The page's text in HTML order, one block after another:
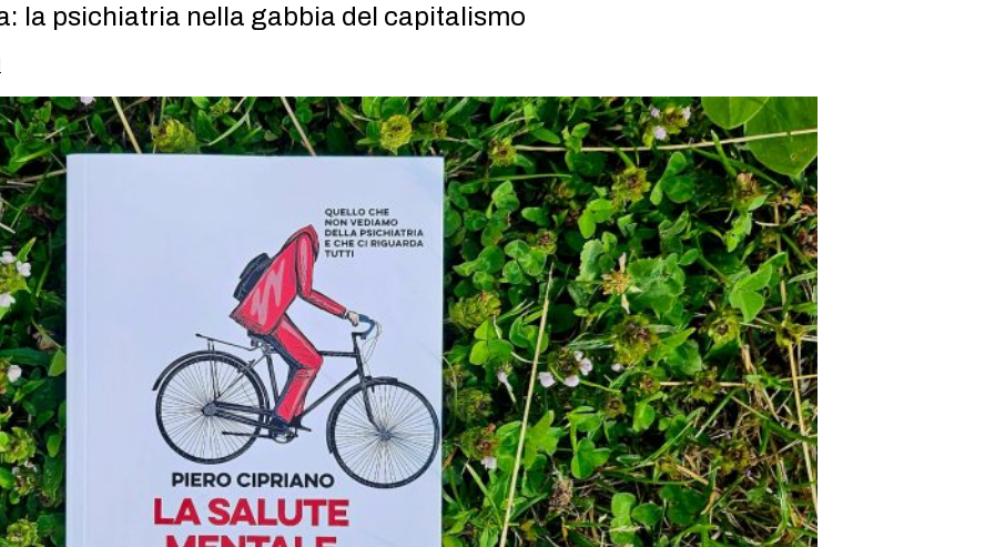
la psichiatria nella gabbia del capitalismo